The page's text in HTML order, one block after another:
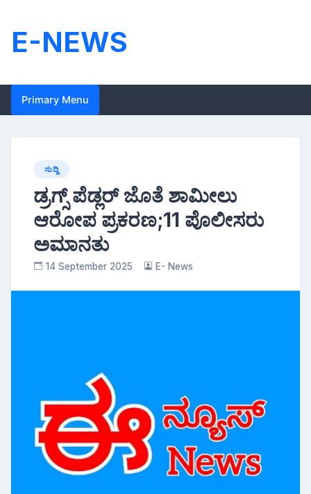
content
E-NEWS
Primary Menu
ಸುದ್ದಿ
ಡ್ರಗ್ಸ್ ಪೆಡ್ಲರ್ ಜೊತೆ ಶಾಮೀಲು
ಆರೋಪ ಪ್ರಕರಣ;11 ಪೊಲೀಸರು
ಅಮಾನತು
14 September 2025 E- News